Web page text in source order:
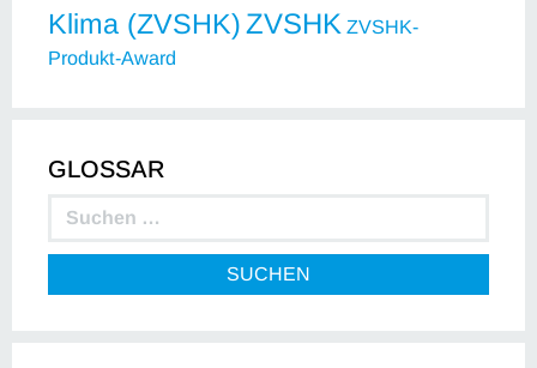
Klima (ZVSHK)ZVSHK ZVSHK-
Produkt-Award
GLOSSAR
SUCHEN